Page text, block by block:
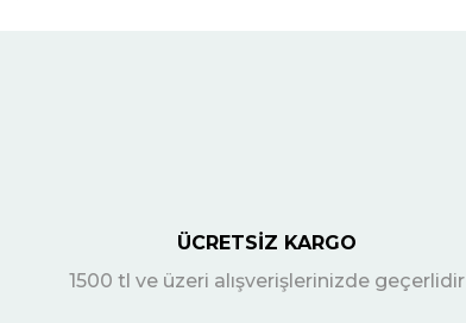
ÜCRETSİZ KARGO
1500 tl ve üzeri alışverişlerinizde geçerlidir